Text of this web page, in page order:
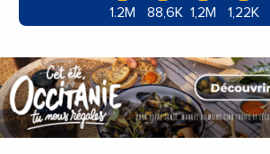
1.2M 88,6K 1,2M 1,22K